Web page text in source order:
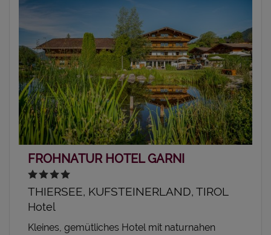
FROHNATUR HOTEL GARNI
THIERSEE, KUFSTEINERLAND, TIROL
Hotel
Kleines, gemütliches Hotel mit naturnahen